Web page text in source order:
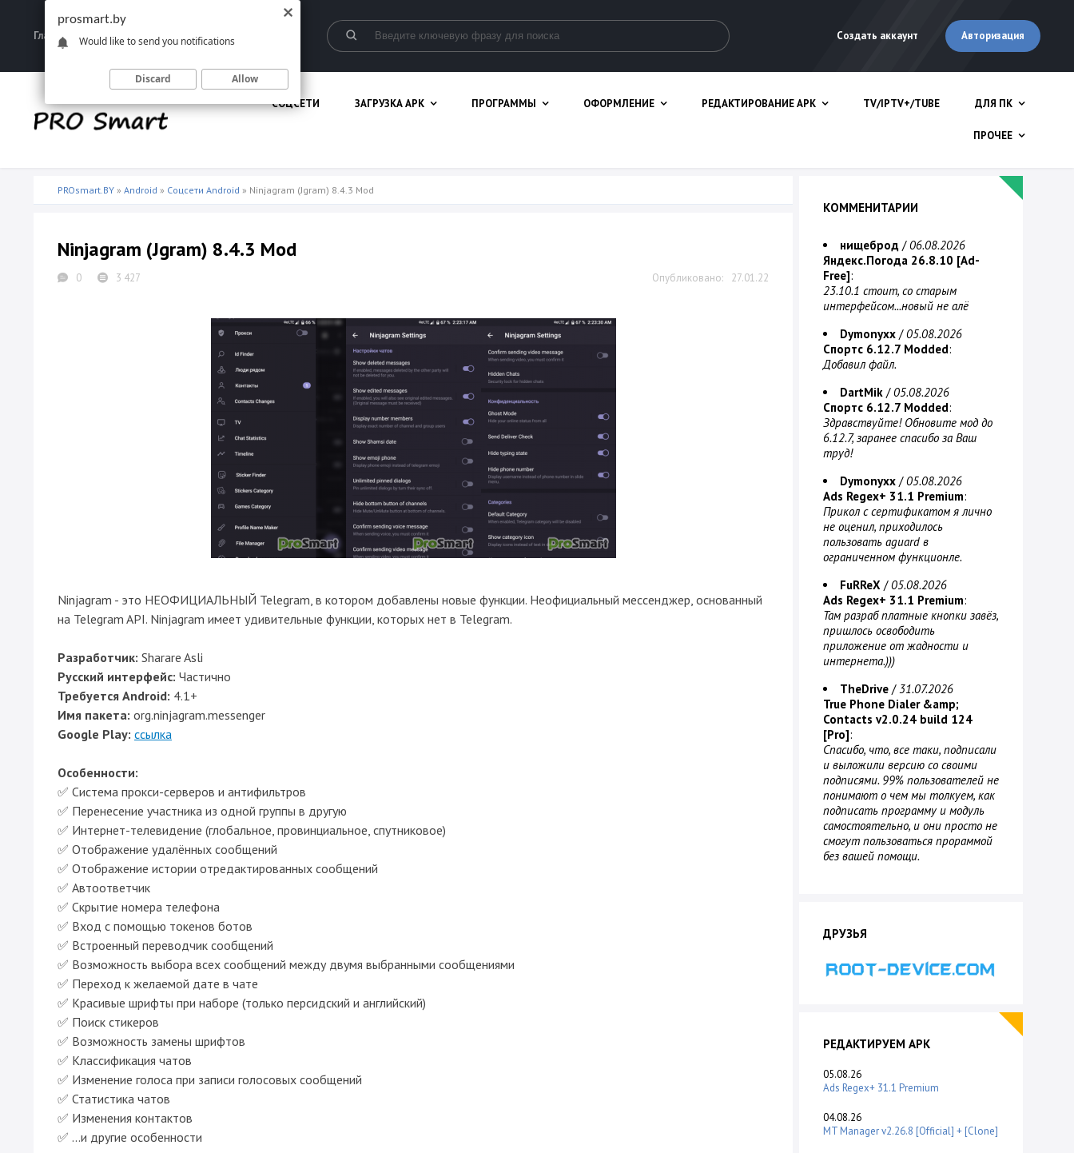
Главная Запрещенные материалы Создать аккаунт Авторизация
СОЦСЕТИ ЗАГРУЗКА APK ПРОГРАММЫ ОФОРМЛЕНИЕ РЕДАКТИРОВАНИЕ APK TV/IPTV+/TUBE ДЛЯ ПК
ПРОЧЕЕ
PROsmart.BY » Android » Соцсети Android » Ninjagram (Jgram) 8.4.3 Mod
Ninjagram (Jgram) 8.4.3 Mod
27.01.22
0 3 427
Ninjagram - это НЕОФИЦИАЛЬНЫЙ Telegram, в котором добавлены новые функции. Неофициальный мессенджер, основанный
на Telegram API. Ninjagram имеет удивительные функции, которых нет в Telegram.
Разработчик: Sharare Asli
Русский интерфейс: Частично
Требуется Android: 4.1+
Имя пакета: org.ninjagram.messenger
Google Play: ссылка
Особенности:
✅ Система прокси-серверов и антифильтров
✅ Перенесение участника из одной группы в другую
✅ Интернет-телевидение (глобальное, провинциальное, спутниковое)
✅ Отображение удалённых сообщений
✅ Отображение истории отредактированных сообщений
✅ Автоответчик
✅ Скрытие номера телефона
✅ Вход с помощью токенов ботов
✅ Встроенный переводчик сообщений
✅ Возможность выбора всех сообщений между двумя выбранными сообщениями
✅ Переход к желаемой дате в чате
✅ Красивые шрифты при наборе (только персидский и английский)
✅ Поиск стикеров
✅ Возможность замены шрифтов
✅ Классификация чатов
✅ Изменение голоса при записи голосовых сообщений
✅ Статистика чатов
✅ Изменения контактов
✅ ...и другие особенности
КОММЕНИТАРИИ
нищеброд /06.08.2026
Яндекс.Погода 26.8.10 [Ad-
Free]:
23.10.1 стоит, со старым
интерфейсом...новый не алё
Dymonyxx /05.08.2026
Спортс 6.12.7 Modded:
Добавил файл.
DartMik /05.08.2026
Спортс 6.12.7 Modded:
Здравствуйте! Обновите мод до
6.12.7, заранее спасибо за Ваш
труд!
Dymonyxx /05.08.2026
Ads Regex+ 31.1 Premium:
Прикол с сертификатом я лично
не оценил, приходилось
пользовать aguard в
ограниченном функционле.
FuRReX /05.08.2026
Ads Regex+ 31.1 Premium:
Там разраб платные кнопки завёз,
пришлось освободить
приложение от жадности и
интернета.)))
TheDrive /31.07.2026
True Phone Dialer &amp;
Contacts v2.0.24 build 124
[Pro]:
Спасибо, что, все таки, подписали
и выложили версию со своими
подписями. 99% пользователей не
понимают о чем мы толкуем, как
подписать программу и модуль
самостоятельно, и они просто не
смогут пользоваться прораммой
без вашей помощи.
ДРУЗЬЯ
РЕДАКТИРУЕМ APK
05.08.26
Ads Regex+ 31.1 Premium
04.08.26
MT Manager v2.26.8 [Official] + [Clone]
prosmart.by
Would like to send you notifications
Discard Allow